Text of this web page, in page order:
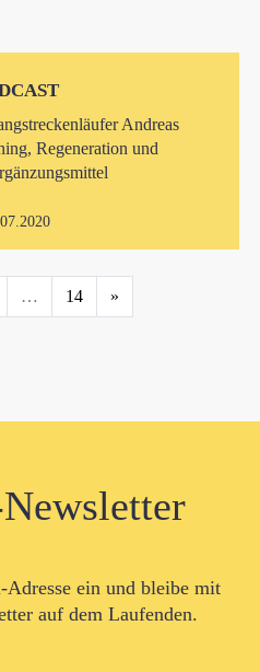
Andreas
Regeneration und
… 14 »
ein und bleibe mit
auf dem Laufenden.